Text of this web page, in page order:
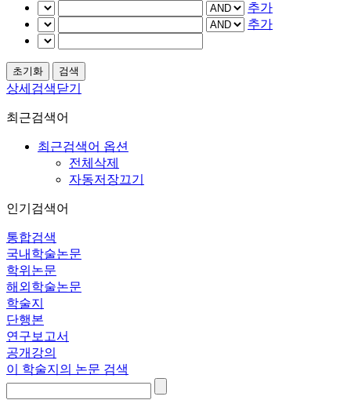
추가
추가
상세검색닫기
최근검색어
최근검색어 옵션
전체삭제
자동저장끄기
인기검색어
통합검색
국내학술논문
학위논문
해외학술논문
학술지
단행본
연구보고서
공개강의
이 학술지의 논문 검색